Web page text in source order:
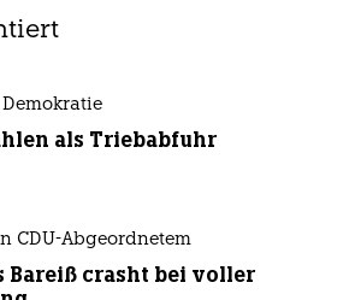
als Triebabfuhr
CDU-Abgeordnetem
Bareiß crasht bei voller